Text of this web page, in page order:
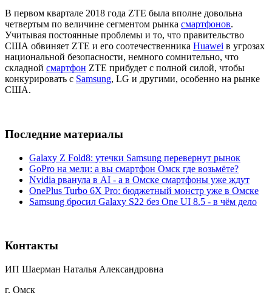
В первом квартале 2018 года ZTE была вполне довольна
четвертым по величине сегментом рынка смартфонов.
Учитывая постоянные проблемы и то, что правительство
США обвиняет ZTE и его соотечественника Huawei в угрозах
национальной безопасности, немного сомнительно, что
складной смартфон ZTE прибудет с полной силой, чтобы
конкурировать с Samsung, LG и другими, особенно на рынке
США.
Последние материалы
Galaxy Z Fold8: утечки Samsung перевернут рынок
GoPro на мели: а вы смартфон Омск где возьмёте?
Nvidia рванула в AI - а в Омске смартфоны уже ждут
OnePlus Turbo 6X Pro: бюджетный монстр уже в Омске
Samsung бросил Galaxy S22 без One UI 8.5 - в чём дело
Контакты
ИП Шаерман Наталья Александровна
г. Омск